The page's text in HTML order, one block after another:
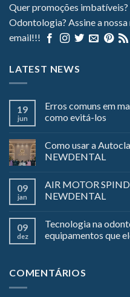
Quer promoções
Odontologia? Assine a
email!!!
LATEST NEWS
19
jun
Erros comuns em
como evitá-los
Como usar a
NEWDENTAL
09
jan
AIR MOTOR
NEWDENTAL
09
dez
Tecnologia na
equipamentos que
COMENTÁRIOS